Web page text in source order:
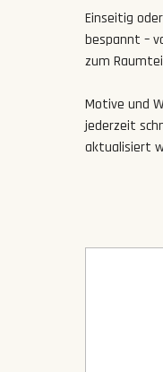
Einseitig
bespannt –
zum
Motive und
jederzeit
aktualisiert